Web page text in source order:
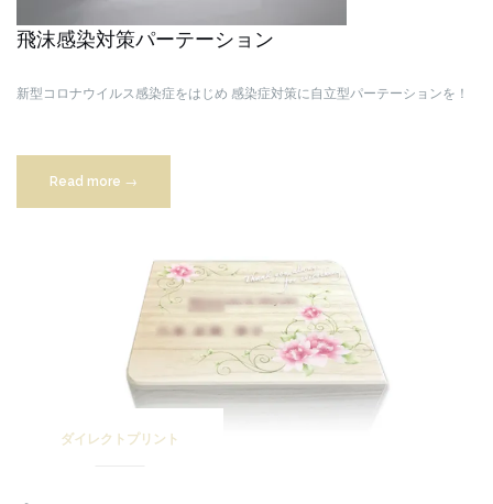
飛沫感染対策パーテーション
新型コロナウイルス感染症をはじめ 感染症対策に自立型パーテーションを！
Read more “飛
沫
策”
→
ダイレクトプリント